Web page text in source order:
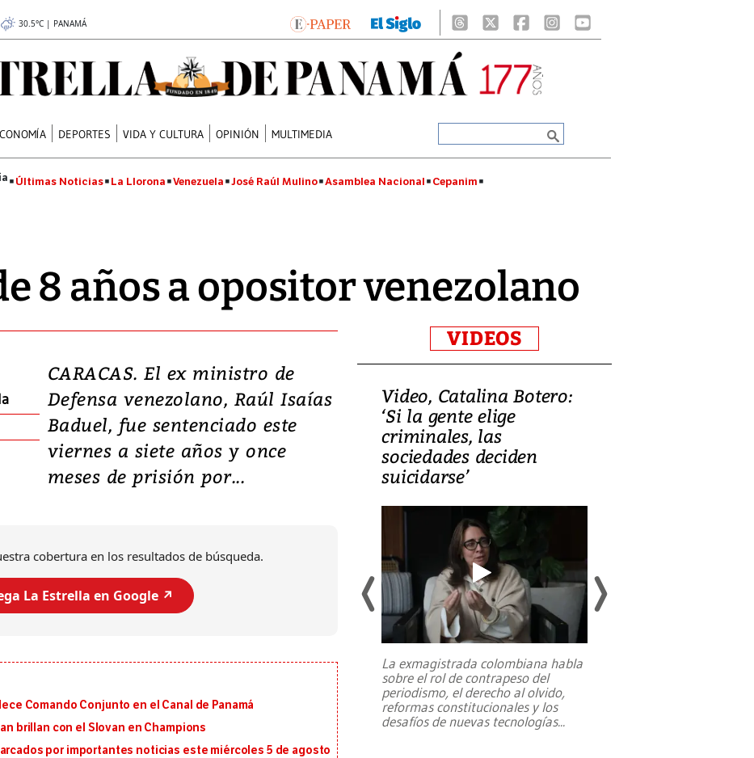
30.5°C | PANAMÁ
DEPORTES VIDA Y CULTURA OPINIÓN MULTIMEDIA
Últimas Noticias La Llorona Venezuela José Raúl Mulino Asamblea Nacional Cepanim
8 años a opositor venezolano
CARACAS. El ex ministro de
Defensa venezolano, Raúl Isaías
Baduel, fue sentenciado este
viernes a siete años y once
meses de prisión por...
cobertura en los resultados de búsqueda.
La Estrella en Google ↗️
Comando Conjunto en el Canal de Panamá
brillan con el Slovan en Champions
por importantes noticias este miércoles 5 de agosto
VIDEOS
Video, Japón: Terremoto
deja heridos y graves
daños en Kumamoto
al sur de Japón, provocando una
Video, Catalina Botero:
‘Si la gente elige
criminales, las
sociedades deciden
suicidarse’
La exmagistrada colombiana habla
sobre el rol de contrapeso del
periodismo, el derecho al olvido,
reformas constitucionales y los
desafíos de nuevas tecnologías...